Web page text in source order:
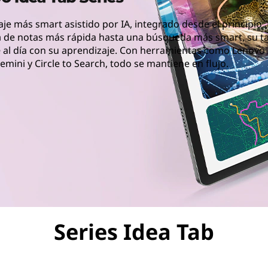
más smart asistido por IA, integrado desde el principio.
de notas más rápida hasta una búsqueda más smart, su
día con su aprendizaje. Con herramientas como Lenovo
y Circle to Search, todo se mantiene en flujo.
Series Idea Tab